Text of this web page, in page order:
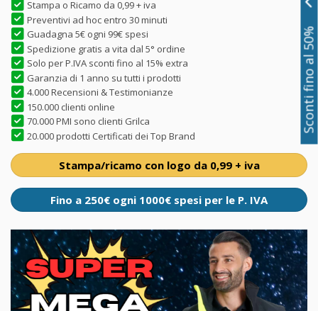
Stampa o Ricamo da 0,99 + iva
Preventivi ad hoc entro 30 minuti
Guadagna 5€ ogni 99€ spesi
Spedizione gratis a vita dal 5° ordine
Solo per P.IVA sconti fino al 15% extra
Garanzia di 1 anno su tutti i prodotti
4.000 Recensioni & Testimonianze
150.000 clienti online
70.000 PMI sono clienti Grilca
20.000 prodotti Certificati dei Top Brand
Stampa/ricamo con logo da 0,99 + iva
Fino a 250€ ogni 1000€ spesi per le P. IVA
Sconti fino al 50%